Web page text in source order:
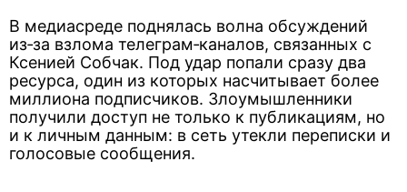
В медиасреде поднялась волна обсуждений
из‑за взлома телеграм‑каналов, связанных с
Ксенией Собчак. Под удар попали сразу два
ресурса, один из которых насчитывает более
миллиона подписчиков. Злоумышленники
получили доступ не только к публикациям, но
и к личным данным: в сеть утекли переписки и
голосовые сообщения.